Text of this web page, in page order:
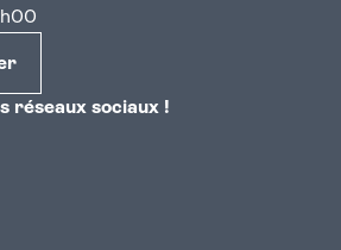
réseaux sociaux !